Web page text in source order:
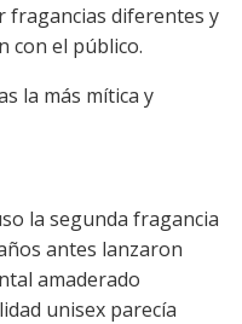
fragancias diferentes y
con el público.
la más mítica y
la segunda fragancia
antes lanzaron
amaderado
unisex parecía